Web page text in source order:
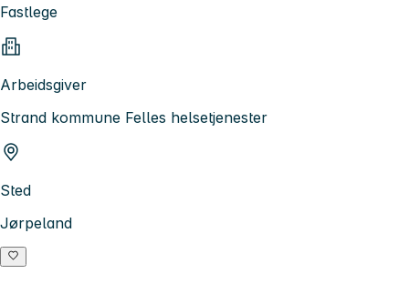
Fastlege
Arbeidsgiver
Strand kommune Felles helsetjenester
Sted
Jørpeland